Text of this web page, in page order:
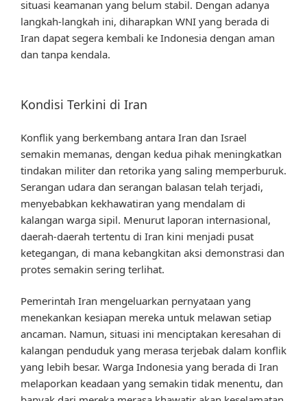
situasi keamanan yang belum stabil. Dengan adanya
langkah-langkah ini, diharapkan WNI yang berada di
Iran dapat segera kembali ke Indonesia dengan aman
dan tanpa kendala.
Kondisi Terkini di Iran
Konflik yang berkembang antara Iran dan Israel
semakin memanas, dengan kedua pihak meningkatkan
tindakan militer dan retorika yang saling memperburuk.
Serangan udara dan serangan balasan telah terjadi,
menyebabkan kekhawatiran yang mendalam di
kalangan warga sipil. Menurut laporan internasional,
daerah-daerah tertentu di Iran kini menjadi pusat
ketegangan, di mana kebangkitan aksi demonstrasi dan
protes semakin sering terlihat.
Pemerintah Iran mengeluarkan pernyataan yang
menekankan kesiapan mereka untuk melawan setiap
ancaman. Namun, situasi ini menciptakan keresahan di
kalangan penduduk yang merasa terjebak dalam konflik
yang lebih besar. Warga Indonesia yang berada di Iran
melaporkan keadaan yang semakin tidak menentu, dan